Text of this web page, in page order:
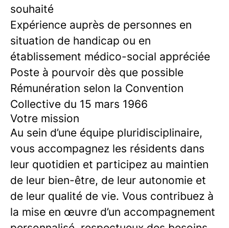
souhaité
Expérience auprès de personnes en
situation de handicap ou en
établissement médico-social appréciée
Poste à pourvoir dès que possible
Rémunération selon la Convention
Collective du 15 mars 1966
Votre mission
Au sein d’une équipe pluridisciplinaire,
vous accompagnez les résidents dans
leur quotidien et participez au maintien
de leur bien-être, de leur autonomie et
de leur qualité de vie. Vous contribuez à
la mise en œuvre d’un accompagnement